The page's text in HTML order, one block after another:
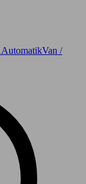
AutomatikVan /